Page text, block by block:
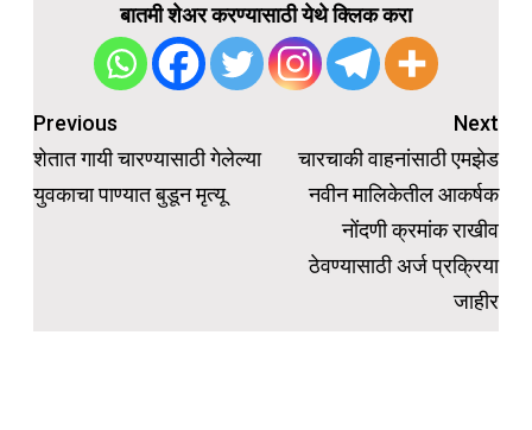
बातमी शेअर करण्यासाठी येथे क्लिक करा
Post
navigation
Previous
शेतात गायी चारण्यासाठी गेलेल्या
युवकाचा पाण्यात बुडून मृत्यू
Next
चारचाकी वाहनांसाठी एमझेड
नवीन मालिकेतील आकर्षक
नोंदणी क्रमांक राखीव
ठेवण्यासाठी अर्ज प्रक्रिया
जाहीर